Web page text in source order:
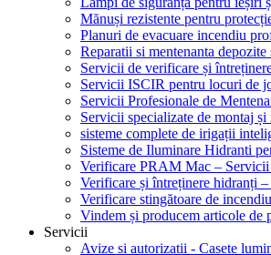
Mănuși rezistente pentru
Planuri de evacuare incendiu
Reparatii si mentenanta
Servicii de verificare și
Servicii ISCIR pentru locuri de
Servicii Profesionale de
Servicii specializate de montaj
sisteme complete de irigații
Sisteme de Iluminare Hidranti
Verificare PRAM Mac – Servicii
Verificare și întreținere hidranți
Verificare stingătoare de
Vindem și producem articole de
Servicii
Avize si autorizatii - Casete